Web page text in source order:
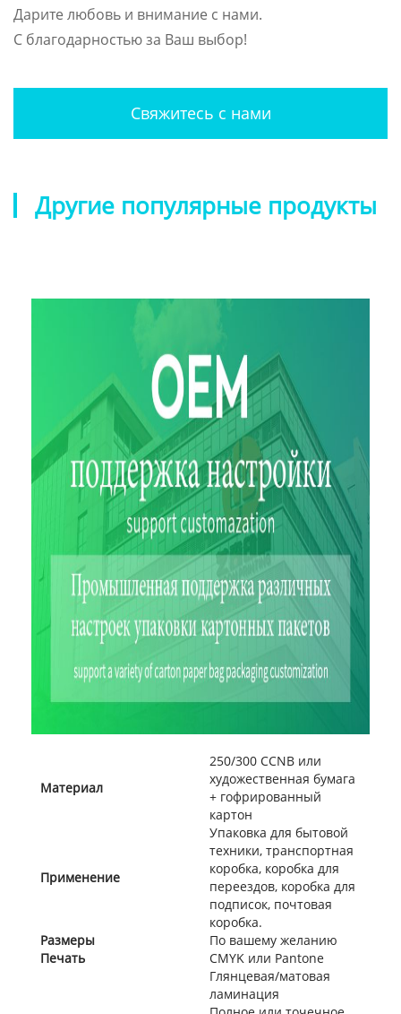
Дарите любовь и внимание с нами.
С благодарностью за Ваш выбор!
Свяжитесь с нами
Другие популярные продукты
Материал
250/300 CCNB или
художественная бумага
+ гофрированный
картон
Применение
Упаковка для бытовой
техники, транспортная
коробка, коробка для
переездов, коробка для
подписок, почтовая
коробка.
Размеры
По вашему желанию
Печать
CMYK или Pantone
Глянцевая/матовая
ламинация